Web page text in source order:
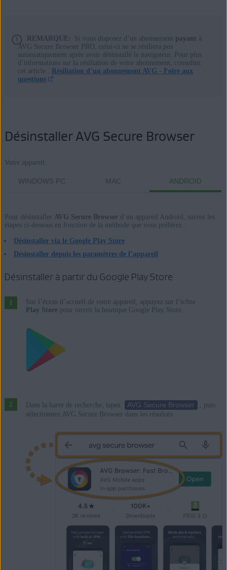
AVG Secure Browser 117.x pour Windows
AVG Secure Browser 117.x pour Mac
AVG Secure Browser 7.x pour Android
Systèmes d'exploitation:
Microsoft Windows 8.1/Professionnel/Entreprise (32/64 bits)
Microsoft Windows 7 Édition Familiale Basique/Édition Familiale
Premium/Professionnel/Entreprise/Édition Intégrale –
Service Pack 1 avec mise à jour cumulative de commodité
Apple macOS 12.x (Monterey)
Apple macOS 11.x (Big Sur)
REMARQUE: Si vous disposez d’un abonnement payant à
AVG Secure Browser PRO, celui-ci ne se résiliera pas
automatiquement après avoir désinstallé le navigateur. Pour plus
d’informations sur la résiliation de votre abonnement, consultez
cet article :
Résiliation d’un abonnement AVG - Foire aux
questions
Désinstaller AVG Secure Browser
Votre appareil:
WINDOWS PC MAC ANDROID
Pour désinstaller AVG Secure Browserd’un appareil Android, suivez les
étapes ci-dessous en fonction de la méthode que vous préférez :
Désinstaller via le Google Play Store
Désinstaller depuis les paramètres de l’appareil
Désinstaller à partir du Google Play Store
Sur l’écran d’accueil de votre appareil, appuyez sur l’icône
Play Storepour ouvrir la boutique Google Play Store.
Dans la barre de recherche, tapez AVG Secure Browser
, puis
sélectionnez AVG Secure Browser dans les résultats.